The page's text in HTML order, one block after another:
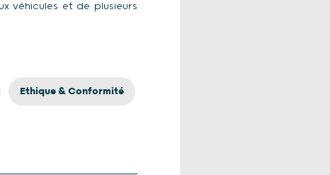
véhicules et de plusieurs
Ethique & Conformité